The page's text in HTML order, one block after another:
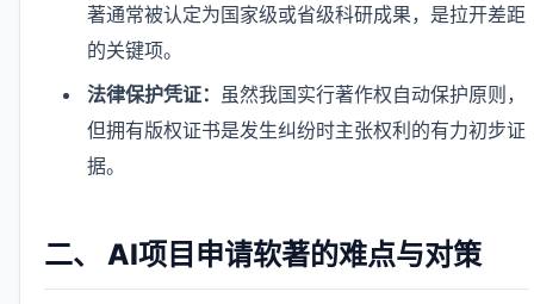
著通常被认定为国家级或省级科研成果，是拉开差距
的关键项。
法律保护凭证： 虽然我国实行著作权自动保护原则，
但拥有版权证书是发生纠纷时主张权利的有力初步证
据。
二、 AI项目申请软著的难点与对策